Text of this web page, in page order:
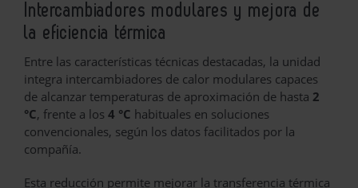
Intercambiadores modulares y mejora de
la eficiencia térmica
Entre las características técnicas destacadas, la unidad
integra intercambiadores de calor modulares capaces
de alcanzar temperaturas de aproximación de hasta 2
°C, frente a los 4 °C habituales en soluciones
convencionales, según los datos facilitados por la
compañía.
Esta reducción permite mejorar la transferencia térmica